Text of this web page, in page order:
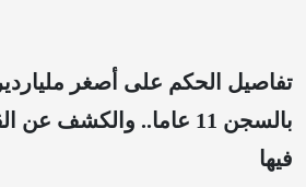
تفاصيل الحكم على أصغر
بالسجن 11 عاما.. والكشف
فيها